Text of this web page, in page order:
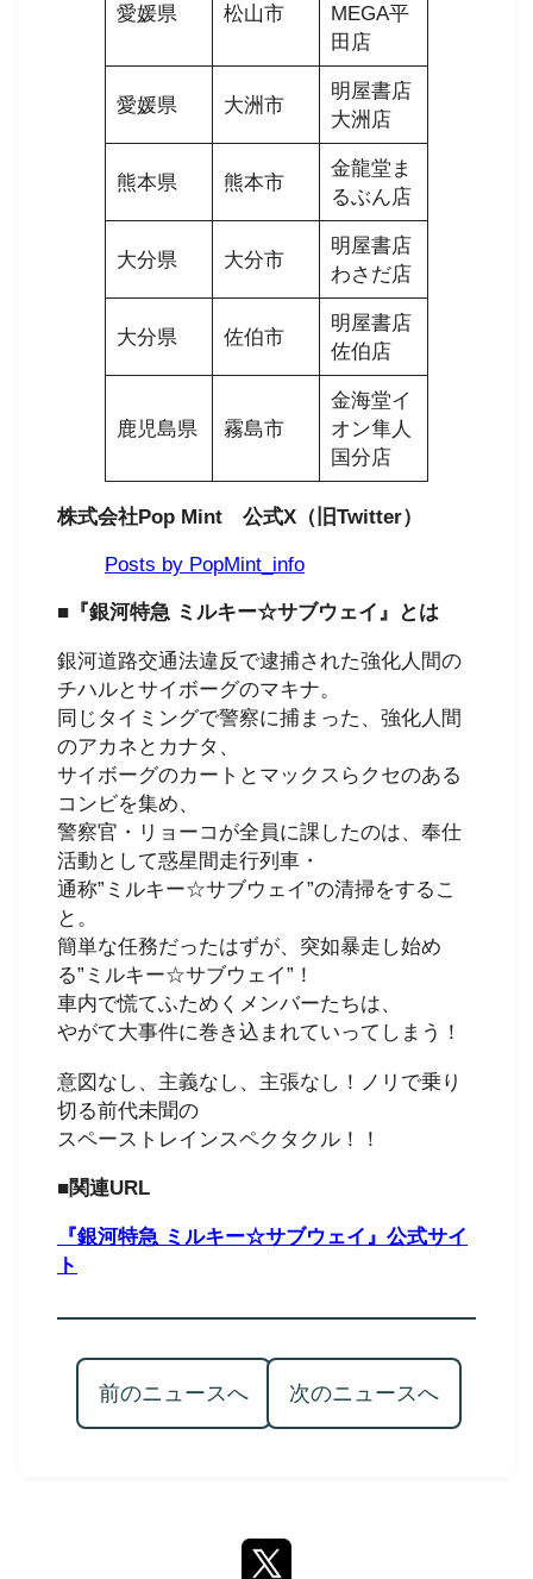
愛媛県 松山市
MEGA平
田店
愛媛県 大洲市
明屋書店
大洲店
熊本県 熊本市
金龍堂ま
るぶん店
大分県 大分市
明屋書店
わさだ店
大分県 佐伯市
明屋書店
佐伯店
鹿児島県 霧島市
金海堂イ
オン隼人
国分店
株式会社Pop Mint 公式X（旧Twitter）
Posts by PopMint_info
■『銀河特急 ミルキー☆サブウェイ』とは
銀河道路交通法違反で逮捕された強化人間の
チハルとサイボーグのマキナ。
同じタイミングで警察に捕まった、強化人間
のアカネとカナタ、
サイボーグのカートとマックスらクセのある
コンビを集め、
警察官・リョーコが全員に課したのは、奉仕
活動として惑星間走行列車・
通称”ミルキー☆サブウェイ”の清掃をするこ
と。
簡単な任務だったはずが、突如暴走し始め
る”ミルキー☆サブウェイ”！
車内で慌てふためくメンバーたちは、
やがて大事件に巻き込まれていってしまう！
意図なし、主義なし、主張なし！ノリで乗り
切る前代未聞の
スペーストレインスペクタクル！！
■関連URL
『銀河特急 ミルキー☆サブウェイ』公式サイ
ト
前のニュースへ 次のニュースへ